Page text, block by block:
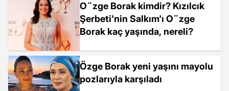
O¨zge Borak kimdir? Kızılcık
Şerbeti'nin Salkım'ı O¨zge
Borak kaç yaşında, nereli?
Özge Borak yeni yaşını mayolu
pozlarıyla karşıladı